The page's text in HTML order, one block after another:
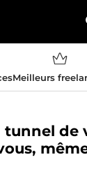
Meilleurs
tunnel de